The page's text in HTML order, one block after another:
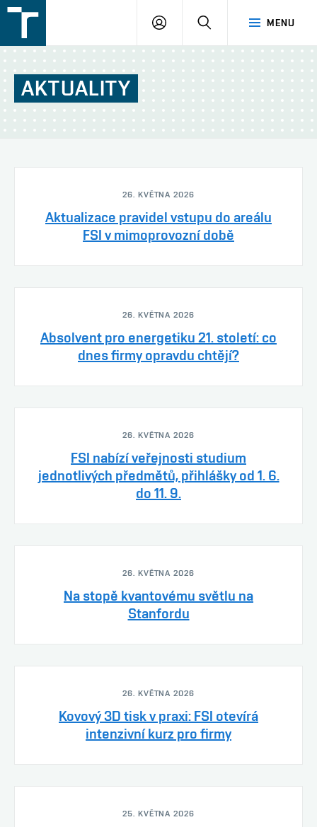
v
Brně
MENU
PŘIHLÁŠENÍ
AKTUALITY
26. KVĚTNA 2026
Aktualizace pravidel vstupu do areálu
FSI v mimoprovozní době
26. KVĚTNA 2026
Absolvent pro energetiku 21. století: co
dnes firmy opravdu chtějí?
26. KVĚTNA 2026
FSI nabízí veřejnosti studium
jednotlivých předmětů, přihlášky od 1. 6.
do 11. 9.
26. KVĚTNA 2026
Na stopě kvantovému světlu na
Stanfordu
26. KVĚTNA 2026
Kovový 3D tisk v praxi: FSI otevírá
intenzivní kurz pro firmy
25. KVĚTNA 2026